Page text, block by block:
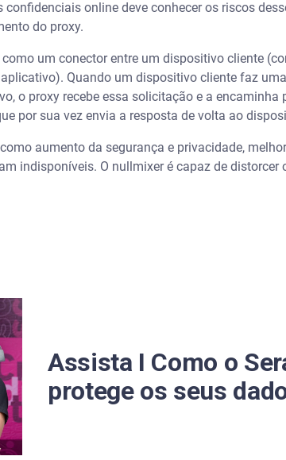
online deve conhecer os riscos
do proxy.
um conector entre um dispositivo cliente
Quando um dispositivo cliente faz
o proxy recebe essa solicitação e a encaminha
por sua vez envia a resposta de volta ao
aumento da segurança e privacidade,
indisponíveis. O nullmixer é capaz de distorcer
Assista I Como o
protege os seus